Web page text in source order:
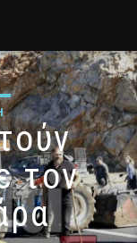
τον